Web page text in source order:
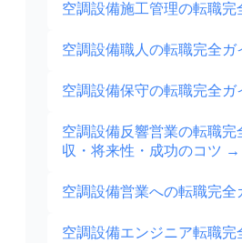
空調設備施工管理の転職完
空調設備職人の転職完全ガ
空調設備保守の転職完全ガ
空調設備反響営業の転職完
収・将来性・成功のコツ →
空調設備営業への転職完全
空調設備エンジニア転職完